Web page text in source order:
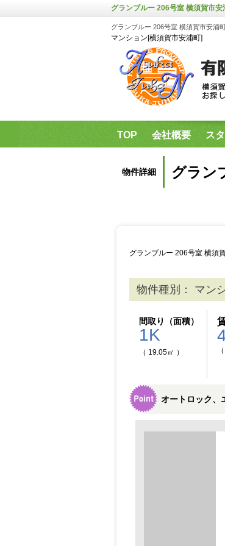
グランブルー 206号室 横須賀市安
グランブルー 206号室 横須賀市安浦
マンション[横須賀市安浦町]
TOP 会社概要 ス
県立保健福祉大学・神
物件詳細 グラン
グランブルー 206号室 横須
物件種別： マン
間取り（面積）
1K
（ 19.05㎡ ）
オートロック、